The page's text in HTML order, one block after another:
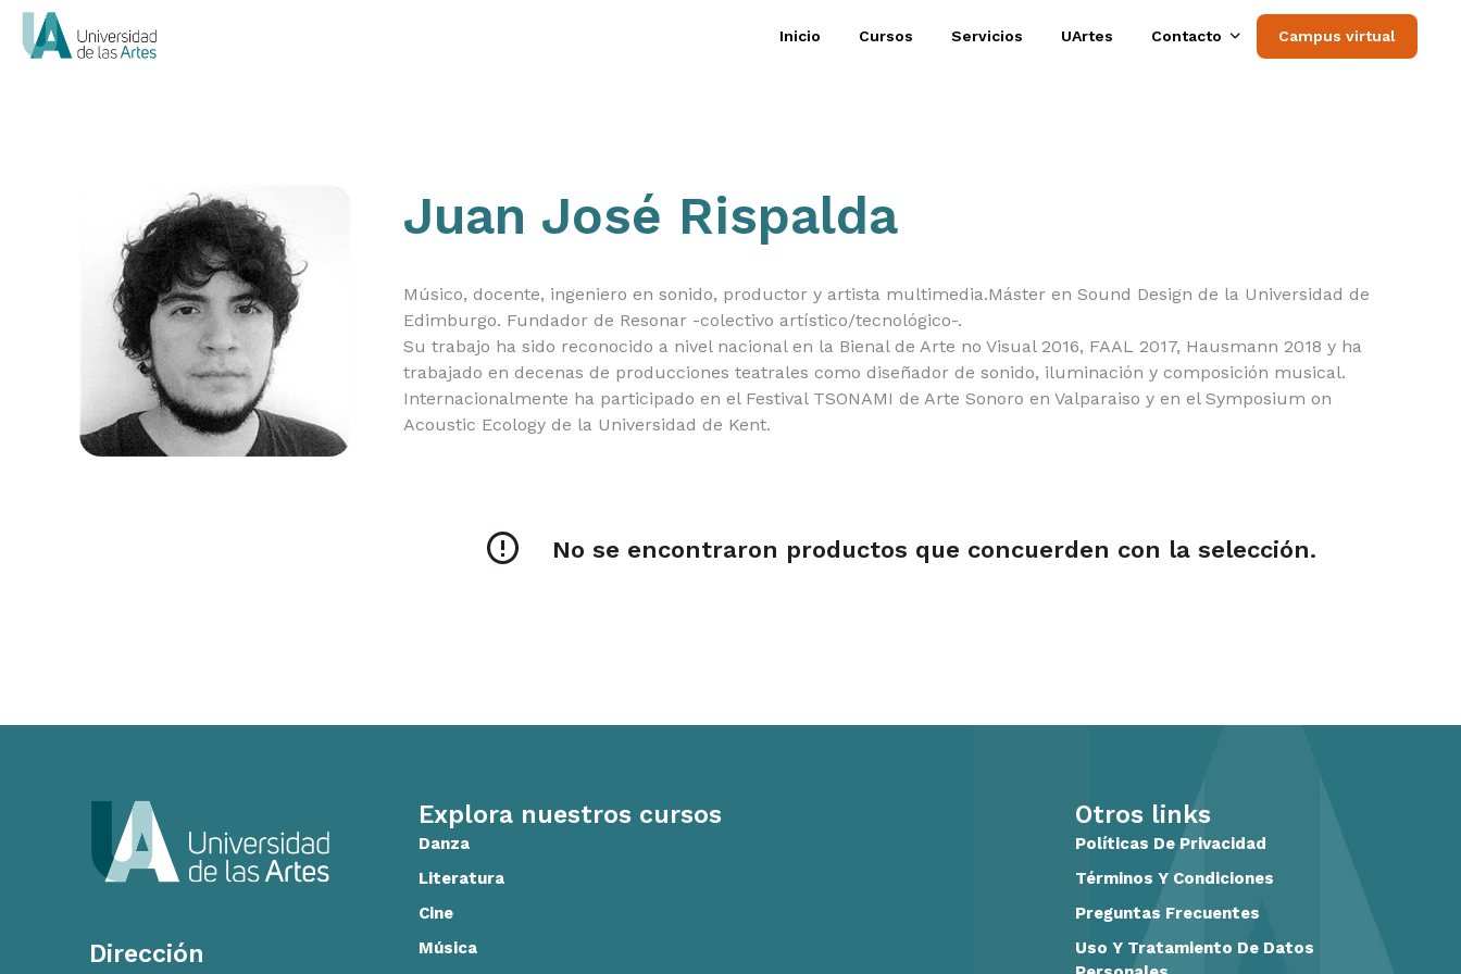
Inicio Cursos Servicios UArtes Contacto Campus virtual
Juan José Rispalda
Músico, docente, ingeniero en sonido, productor y artista multimedia.Máster en Sound Design de la Universidad de
Edimburgo. Fundador de Resonar -colectivo artístico/tecnológico-.
Su trabajo ha sido reconocido a nivel nacional en la Bienal de Arte no Visual 2016, FAAL 2017, Hausmann 2018 y ha
trabajado en decenas de producciones teatrales como diseñador de sonido, iluminación y composición musical.
Internacionalmente ha participado en el Festival TSONAMI de Arte Sonoro en Valparaiso y en el Symposium on
Acoustic Ecology de la Universidad de Kent.
No se encontraron productos que concuerden con la selección.
Dirección
Explora nuestros cursos
Danza
Literatura
Cine
Música
Otros links
Políticas De Privacidad
Términos Y Condiciones
Preguntas Frecuentes
Uso Y Tratamiento De Datos